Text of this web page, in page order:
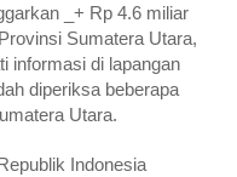
_+ Rp 4.6 miliar
Sumatera Utara,
informasi di lapangan
diperiksa beberapa
Utara.
Indonesia